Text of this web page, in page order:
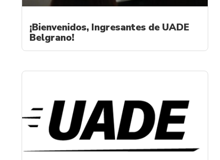
¡Bienvenidos, Ingresantes de UADE
Belgrano!